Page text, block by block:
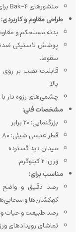
منشورهای Bak-4 برای افزایش کنتراست و وضوح تصویر.
طراحی مقاوم و کاربردی:
بدنه مستحکم و
پوشش لاستیکی
سقوط.
قابلیت نصب بر روی
بالا.
چشمی‌های رزوه دار با
مشخصات فنی:
بزرگنمایی: 20 برابر
قطر عدسی شیئی: 80 میلی‌متر
میدان دید گسترده
وزن: 2 کیلوگرم.
مناسب برای:
رصد دقیق و واضح
کهکشان‌ها و
رصد طبیعت و حیات
تماشای رویدادهای